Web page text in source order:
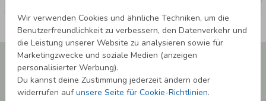
Wir verwenden Cookies und ähnliche Techniken, um die
Benutzerfreundlichkeit zu verbessern, den Datenverkehr und
die Leistung unserer Website zu analysieren sowie für
Marketingzwecke und soziale Medien (anzeigen
personalisierter Werbung).
Du kannst deine Zustimmung jederzeit ändern oder
widerrufen aufunsere Seite für Cookie-Richtlinien.
Newsletter abonnieren und 5,00 € Rabatt**
sichern!
Melde Dich zu unserem Newsletter an und bleibe auf dem